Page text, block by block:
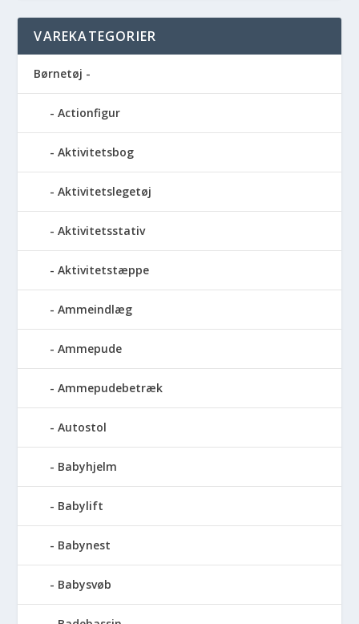
VAREKATEGORIER
Børnetøj -
Actionfigur
Aktivitetsbog
Aktivitetslegetøj
Aktivitetsstativ
Aktivitetstæppe
Ammeindlæg
Ammepude
Ammepudebetræk
Autostol
Babyhjelm
Babylift
Babynest
Babysvøb